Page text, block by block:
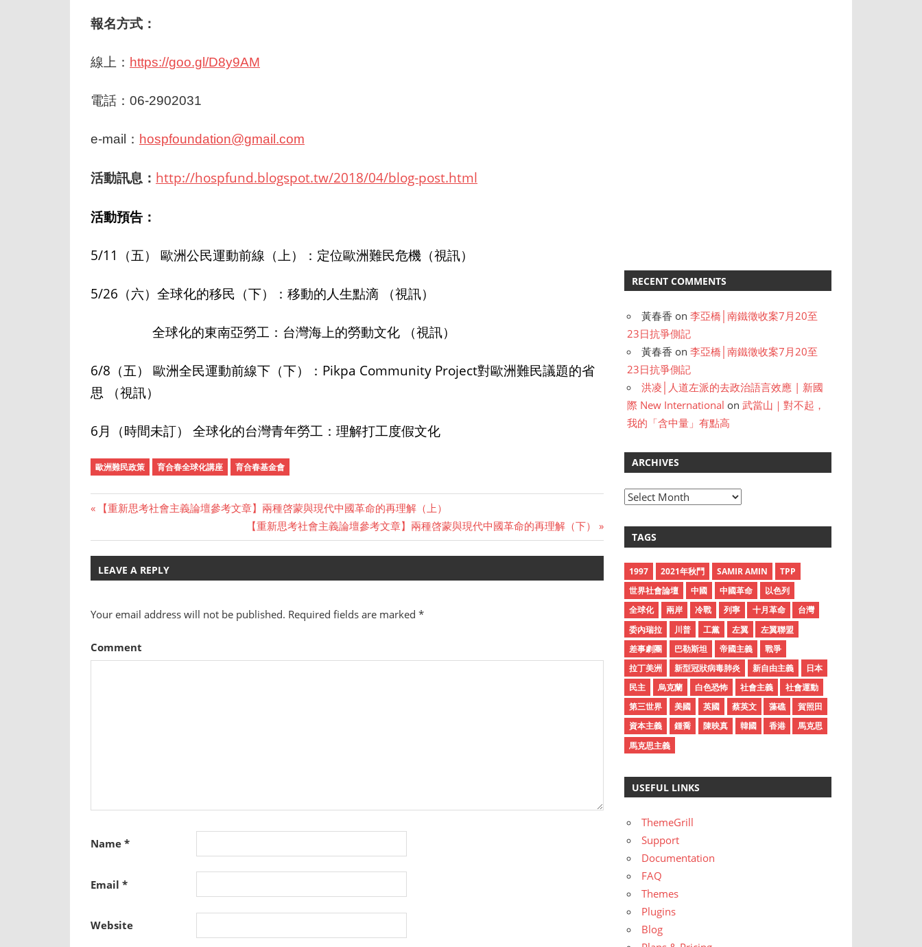
報名方式：
線上： https://goo.gl/D8y9AM
電話：06-2902031
e-mail： hospfoundation@gmail.com
活動訊息： http://hospfund.blogspot.tw/2018/04/blog-post.html
活動預告：
5/11（五） 歐洲公民運動前線（上）：定位歐洲難民危機（視訊）
5/26（六）全球化的移民（下）：移動的人生點滴 （視訊）
全球化的東南亞勞工：台灣海上的勞動文化 （視訊）
6/8（五） 歐洲全民運動前線下（下）：Pikpa Community Project對歐洲難民議題的省
思 （視訊）
6月（時間未訂） 全球化的台灣青年勞工：理解打工度假文化
歐洲難民政策 育合春全球化講座 育合春基金會
navigation
Previous
【重新思考社會主義論壇參考文章】兩種啓蒙與現代中國革命的再理解（上）
Next
Post:
【重新思考社會主義論壇參考文章】兩種啓蒙與現代中國革命的再理解（下）
LEAVE A REPLY
Your email address will not be published. Required fields are marked *
Comment
Name *
Email *
Website
RECENT COMMENTS
黃春香 on李亞橋│南鐵徵收案7月20至
23日抗爭側記
黃春香 on李亞橋│南鐵徵收案7月20至
23日抗爭側記
洪凌│人道左派的去政治語言效應 | 新國
際 New International on武當山｜對不起，
我的「含中量」有點高
ARCHIVES
A
h
v
e
s
TAGS
1997 2021年秋鬥 SAMIR AMIN
TPP
世界社會論壇
中國 中國革命
以色列
全球化
兩岸 冷戰 列寧 十月革命
台灣
委內瑞拉
川普 工黨 左翼
左翼聯盟
差事劇團
巴勒斯坦 帝國主義
戰爭
拉丁美洲
新型冠狀病毒肺炎 新自由主義
日本
民主
烏克蘭 白色恐怖 社會主義
社會運動
第三世界
美國 英國 蔡英文 藻礁
賀照田
資本主義
鍾喬 陳映真 韓國 香港
馬克思
馬克思主義
USEFUL LINKS
ThemeGrill
Support
Documentation
FAQ
Themes
Plugins
Blog